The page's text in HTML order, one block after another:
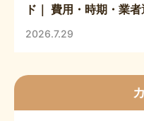
ド｜ 費用・時期・業
2026.7.29